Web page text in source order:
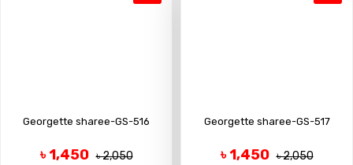
Georgette sharee-GS-516
৳ 1,450 ৳ 2,050
Georgette sharee-GS-517
৳ 1,450 ৳ 2,050